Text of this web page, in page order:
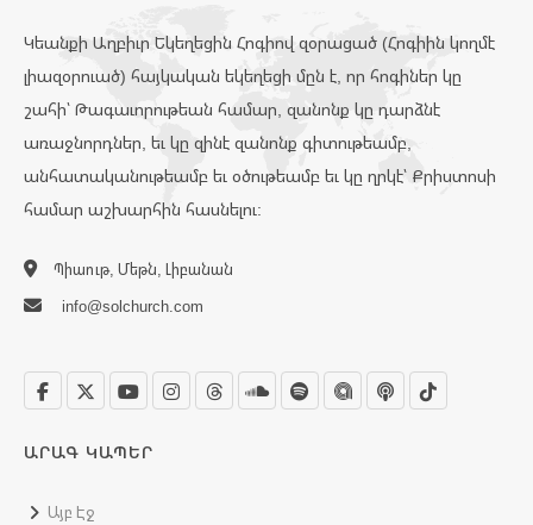
Կեանքի Աղբիւր Եկեղեցին Հոգիով զօրացած (Հոգիին կողմէ
լիազօրուած) հայկական եկեղեցի մըն է, որ հոգիներ կը
շահի՝ Թագաւորութեան համար, զանոնք կը դարձնէ
առաջնորդներ, եւ կը զինէ զանոնք գիտութեամբ,
անհատականութեամբ եւ օծութեամբ եւ կը ղրկէ՝ Քրիստոսի
համար աշխարհին հասնելու:
Պիաութ, Մեթն, Լիբանան
info@solchurch.com
ԱՐԱԳ ԿԱՊԵՐ
Այբ Էջ